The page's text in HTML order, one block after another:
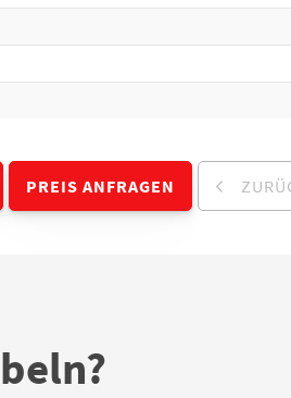
PREIS ANFRAGEN